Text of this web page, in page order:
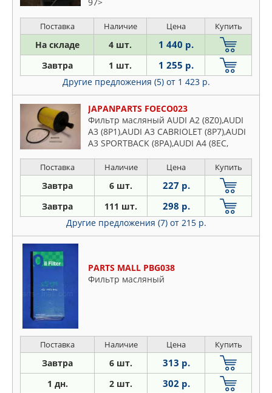
Поставка Наличие Цена Купить
На складе 4 шт. 1 440 р.
Завтра 1 шт. 1 255 р.
Другие предложения (5) от 1 423 р.
JAPANPARTS FOECO023
Фильтр масляный AUDI A2 (8Z0),AUDI
A3 (8P1),AUDI A3 CABRIOLET (8P7),AUDI
A3 SPORTBACK (8PA),AUDI A4 (8EC,
(8KH, B8),AUDI A4 AVA
Поставка Наличие Цена Купить
Завтра 6 шт. 227 р.
Завтра 111 шт. 298 р.
Другие предложения (7) от 215 р.
PARTS MALL PBG038
Фильтр масляный
Поставка Наличие Цена Купить
Завтра 6 шт. 313 р.
1 дн. 2 шт. 302 р.